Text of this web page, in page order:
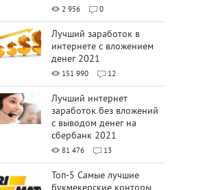
2 956 0
Лучший заработок в
интернете с вложением
денег 2021
151 990 12
Лучший интернет
заработок без вложений
с выводом денег на
сбербанк 2021
81 476 13
Топ-5 Самые лучшие